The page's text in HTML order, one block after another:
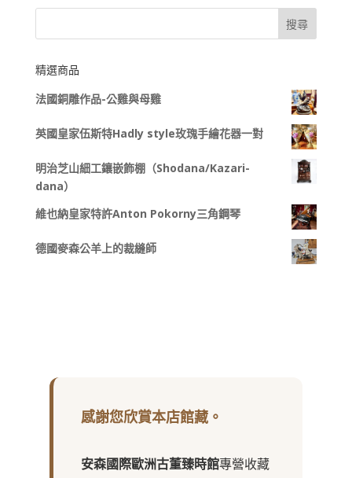
精選商品
法國銅雕作品-公雞與母雞
英國皇家伍斯特Hadly style玫瑰手繪花器一對
明治芝山細工鑲嵌飾棚（Shodana/Kazari-
dana）
維也納皇家特許Anton Pokorny三角鋼琴
德國麥森公羊上的裁縫師
感謝您欣賞本店館藏。
安森國際歐洲古董臻時館專營收藏